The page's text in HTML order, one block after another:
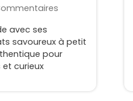
avec ses
savoureux à petit
pour
curieux